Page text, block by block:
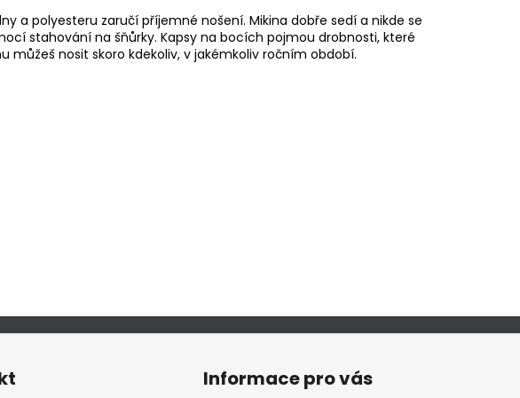
a polyesteru zaručí příjemné nošení. Mikina dobře sedí a nikde se
stahování na šňůrky. Kapsy na bocích pojmou drobnosti, které
můžeš nosit skoro kdekoliv, v jakémkoliv ročním období.
Informace pro vás